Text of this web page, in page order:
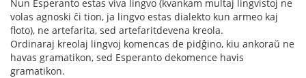
Nun Esperanto estas viva lingvo (kvankam multaj lingvistoj ne
volas agnoski ĉi tion, ja lingvo estas dialekto kun armeo kaj
floto), ne artefarita, sed artefaritdevena kreola.
Ordinaraj kreolaj lingvoj komencas de pidĝino, kiu ankoraŭ ne
havas gramatikon, sed Esperanto dekomence havis
gramatikon.